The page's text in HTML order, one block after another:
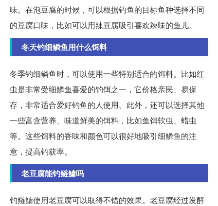
味。在泡豆腐的时候，可以根据钓鱼的目标鱼种选择不同
的豆腐口味，比如可以用辣豆腐吸引喜欢辣味的鱼儿。
冬天钓细鳞鱼用什么饵料
冬季钓细鳞鱼时，可以使用一些特别适合的饵料。比如红
虫是非常受细鳞鱼喜爱的钓饵之一，它价格亲民、易保
存，非常适合爱好钓鱼的人使用。此外，还可以选择其他
一些富含营养、味道鲜美的饵料，比如鱼饵软虫、蜡虫
等。这些饵料的香味和颜色可以很好地吸引细鳞鱼的注
意，提高钓获率。
老豆腐能钓鲢鳙吗
钓鲢鳙使用老豆腐可以取得不错的效果。老豆腐经过发酵